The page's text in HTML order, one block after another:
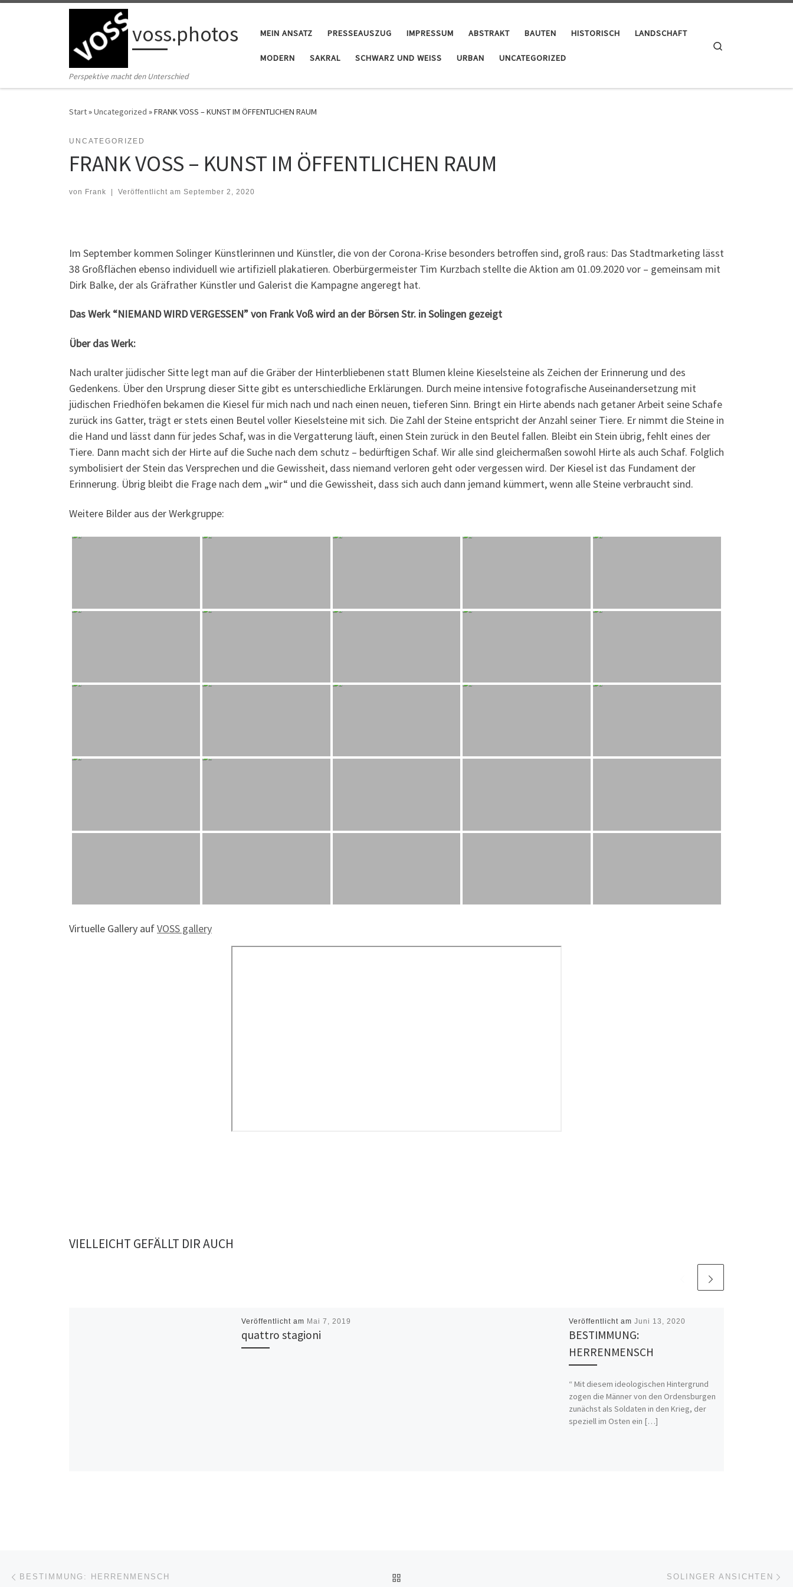
voss.photos
Perspektive macht den Unterschied
MEIN ANSATZ PRESSEAUSZUG IMPRESSUM ABSTRAKT BAUTEN HISTORISCH LANDSCHAFT
MODERN SAKRAL SCHWARZ UND WEISS URBAN UNCATEGORIZED
Start»Uncategorized »FRANK VOSS – KUNST IM ÖFFENTLICHEN RAUM
UNCATEGORIZED
FRANK VOSS – KUNST IM ÖFFENTLICHEN RAUM
von Frank Veröffentlicht am September 2, 2020
Im September kommen Solinger Künstlerinnen und Künstler, die von der Corona-Krise besonders betroffen sind, groß raus: Das Stadtmarketing lässt
38 Großflächen ebenso individuell wie artifiziell plakatieren. Oberbürgermeister Tim Kurzbach stellte die Aktion am 01.09.2020 vor – gemeinsam mit
Dirk Balke, der als Gräfrather Künstler und Galerist die Kampagne angeregt hat.
Das Werk “NIEMAND WIRD VERGESSEN” von Frank Voß wird an der Börsen Str. in Solingen gezeigt
Über das Werk:
Nach uralter jüdischer Sitte legt man auf die Gräber der Hinterbliebenen statt Blumen kleine Kieselsteine als Zeichen der Erinnerung und des
Gedenkens. Über den Ursprung dieser Sitte gibt es unterschiedliche Erklärungen. Durch meine intensive fotografische Auseinandersetzung mit
jüdischen Friedhöfen bekamen die Kiesel für mich nach und nach einen neuen, tieferen Sinn. Bringt ein Hirte abends nach getaner Arbeit seine Schafe
zurück ins Gatter, trägt er stets einen Beutel voller Kieselsteine mit sich. Die Zahl der Steine entspricht der Anzahl seiner Tiere. Er nimmt die Steine in
die Hand und lässt dann für jedes Schaf, was in die Vergatterung läuft, einen Stein zurück in den Beutel fallen. Bleibt ein Stein übrig, fehlt eines der
Tiere. Dann macht sich der Hirte auf die Suche nach dem schutz – bedürftigen Schaf. Wir alle sind gleichermaßen sowohl Hirte als auch Schaf. Folglich
symbolisiert der Stein das Versprechen und die Gewissheit, dass niemand verloren geht oder vergessen wird. Der Kiesel ist das Fundament der
Erinnerung. Übrig bleibt die Frage nach dem „wir“ und die Gewissheit, dass sich auch dann jemand kümmert, wenn alle Steine verbraucht sind.
Weitere Bilder aus der Werkgruppe:
Virtuelle Gallery aufVOSS gallery
VIELLEICHT GEFÄLLT DIR AUCH
Veröffentlicht am Mai 7, 2019
quattro stagioni
Veröffentlicht am Juni 13, 2020
BESTIMMUNG:
HERRENMENSCH
“ Mit diesem ideologischen Hintergrund
zogen die Männer von den Ordensburgen
zunächst als Soldaten in den Krieg, der
speziell im Osten ein […]
Beitragsnavigation
BESTIMMUNG: HERRENMENSCH SOLINGER ANSICHTEN